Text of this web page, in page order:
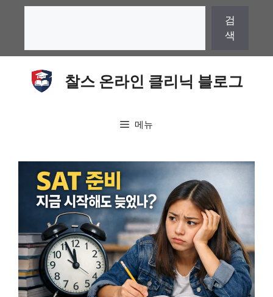
검
색
찰스 온라인 클리닉 블로그
메뉴